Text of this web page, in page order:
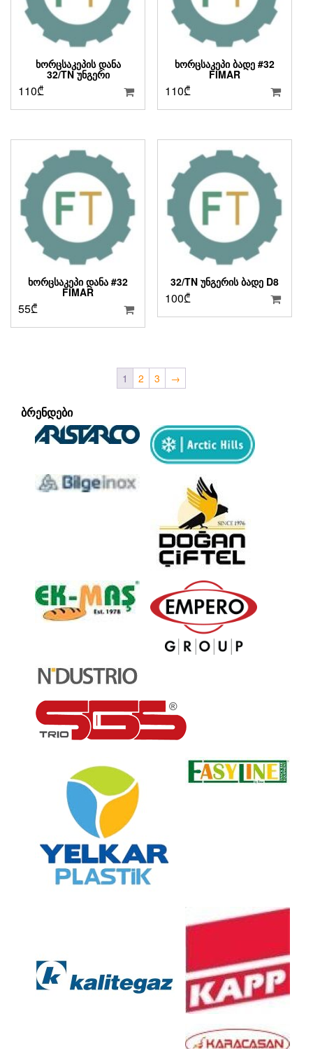
ᲮᲝᲠᲪᲡᲐᲙᲔᲞᲘᲡ ᲓᲐᲜᲐ
32/TN ᲣᲜᲒᲔᲠᲘ
110₾
ᲮᲝᲠᲪᲡᲐᲙᲔᲞᲘ ᲑᲐᲓᲔ #32
FIMAR
110₾
ᲮᲝᲠᲪᲡᲐᲙᲔᲞᲘ ᲓᲐᲜᲐ #32
FIMAR
55₾
32/TN ᲣᲜᲒᲔᲠᲘᲡ ᲑᲐᲓᲔ D8
100₾
1 2 3 →
ᲑᲠᲔᲜᲓᲔᲑᲘ